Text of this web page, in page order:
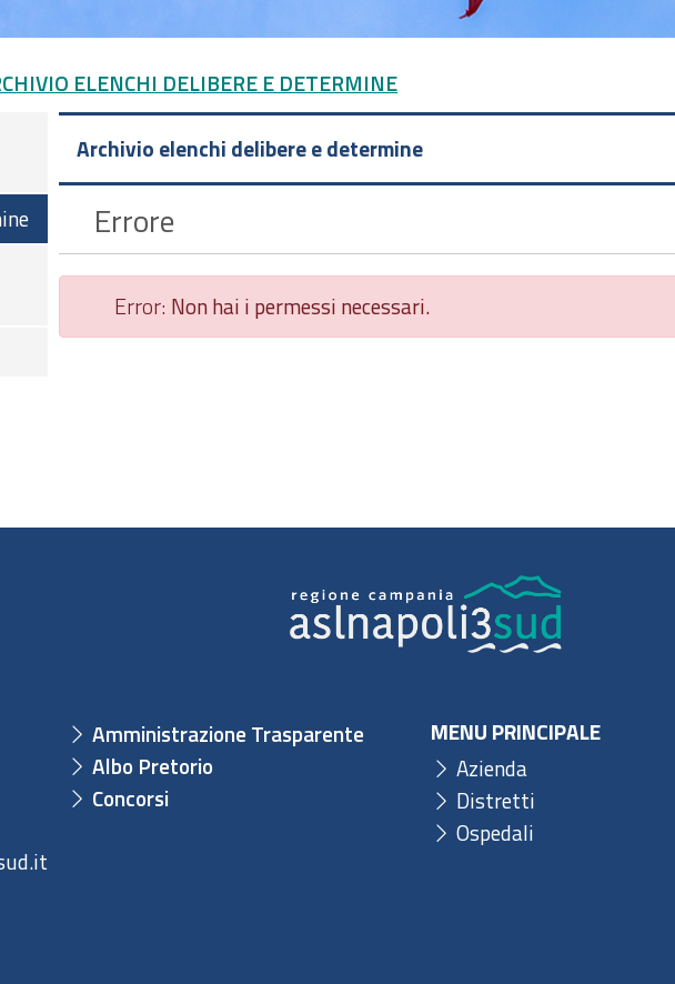
ELENCHI DELIBERE E DETERMINE
Archivio elenchi delibere e determine
Errore
Error: Non hai i permessi necessari.
Amministrazione Trasparente
Albo Pretorio
Concorsi
MENU PRINCIPALE
Azienda
Distretti
Ospedali